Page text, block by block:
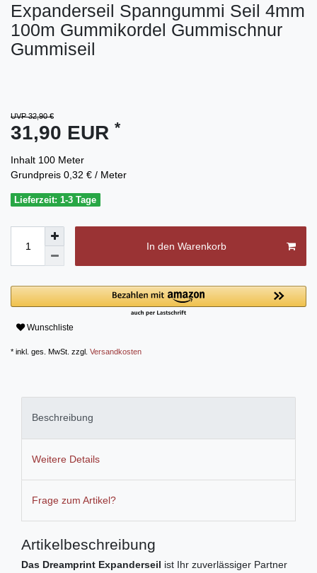
Expanderseil Spanngummi Seil 4mm
100m Gummikordel Gummischnur
Gummiseil
UVP 32,90 €
31,90 EUR *
Inhalt 100 Meter
Grundpreis 0,32 € / Meter
Lieferzeit: 1-3 Tage
In den Warenkorb
Wunschliste
* inkl. ges. MwSt. zzgl. Versandkosten
Beschreibung
Weitere Details
Frage zum Artikel?
Artikelbeschreibung
Das Dreamprint Expanderseil ist Ihr zuverlässiger Partner